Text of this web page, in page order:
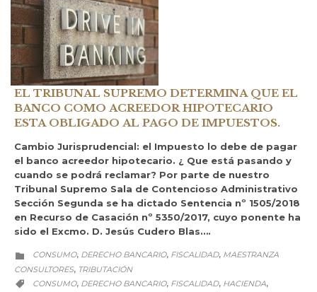
EL TRIBUNAL SUPREMO DETERMINA QUE EL
BANCO COMO ACREEDOR HIPOTECARIO
ESTA OBLIGADO AL PAGO DE IMPUESTOS.
Cambio Jurisprudencial: el Impuesto lo debe de pagar
el banco acreedor hipotecario. ¿ Que está pasando y
cuando se podrá reclamar? Por parte de nuestro
Tribunal Supremo Sala de Contencioso Administrativo
Sección Segunda se ha dictado Sentencia nº 1505/2018
en Recurso de Casación nº 5350/2017, cuyo ponente ha
sido el Excmo. D. Jesús Cudero Blas….
 CATEGORY
CONSUMO, DERECHO BANCARIO, FISCALIDAD, MAESTRANZA
CONSULTORES, TRIBUTACIÓN
 CATEGORY
CONSUMO, DERECHO BANCARIO, FISCALIDAD, HACIENDA,